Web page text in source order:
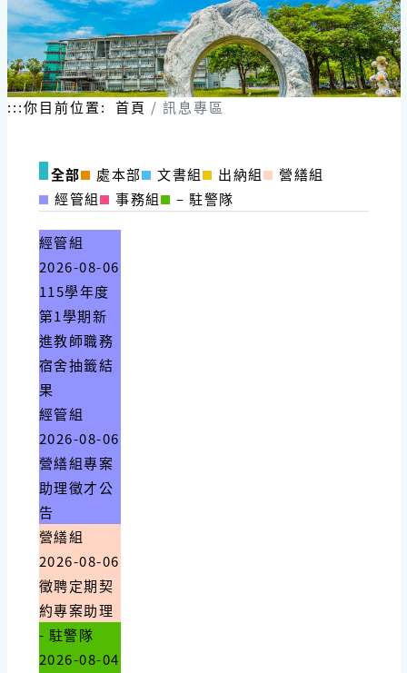
:::你目前位置: 首頁 訊息專區
全部 處本部 文書組 出納組
營繕組
經管組
事務組 – 駐警隊
經管組
2026-08-06
115學年度
第1學期新
進教師職務
宿舍抽籤結
果
經管組
2026-08-06
營繕組專案
助理徵才公
告
營繕組
2026-08-06
徵聘定期契
約專案助理
- 駐警隊
2026-08-04